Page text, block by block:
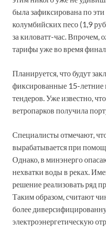
была зафиксирована по
колумбийских песо (1,9
за киловатт-час. Впрочем,
тарифы уже во время
Планируется, что будут
фиксированные 15-летние
тендеров. Уже известно,
ветропарков получила
Специалисты отмечают,
вырабатывается при
Однако, в минэнерго
нехватки воды в реках.
решение реализовать ряд
Таким образом, считают
более
электроэнергетическую